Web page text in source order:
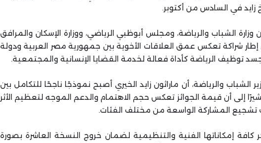
زايد في السادس من أكتوبر.
وزارة الشباب والرياضة، ومجلس أبوظبي الرياضي، ووزارة الإسكان والمرافق
شراكة تعكس عمق العلاقات الأخوية بين جمهورية مصر العربية ودولة
توظيف الرياضة كأداة فعالة لخدمة القضايا الإنسانية والمجتمعية.
الشباب والرياضة، أن ماراثون زايد الخيري أصبح نموذجًا ناجحًا للتكامل بين
إلى أن قيمة الجوائز تعكس حجم الاهتمام والدعم الموجه لتعظيم الأثر
تشجيع المشاركة الواسعة من مختلف الفئات.
كافة إمكاناتها الفنية والتنظيمية لضمان خروج النسخة العاشرة بصورة